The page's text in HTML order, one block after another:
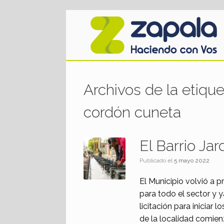
Archivos de la
cordón cuneta
El Barrio
Publicado el5 mayo 2022
El Municipio volvió a
para todo el sector y
licitación para iniciar
de la localidad